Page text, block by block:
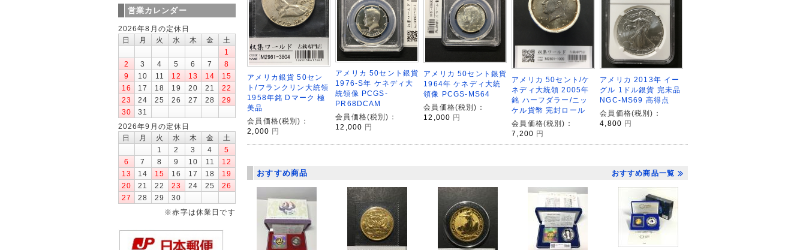
アメリカ銀貨 50セン
ト/フランクリン大統領
1958年銘 Dマーク 極
美品
会員価格(税別)：
2,000 円
アメリカ 50セント銀貨
1976-S年 ケネディ大
統領像 PCGS-
PR68DCAM
会員価格(税別)：
12,000 円
アメリカ 50セント銀貨
1964年 ケネディ大統
領像 PCGS-MS64
会員価格(税別)：
12,000 円
アメリカ 50セント/ケ
ネディ大統領 2005年
銘 ハーフダラー/ニッ
ケル貨幣 完封ロール
会員価格(税別)：
7,200 円
アメリカ 2013年 イー
グル 1ドル銀貨 完未品
NGC-MS69 高得点
会員価格(税別)：
4,800 円
おすすめ商品 おすすめ商品一覧
営業カレンダー
2026年8月の定休日
日
月 火 水 木 金
土
1
2
3 4 5 6 7
8
9
10 11 12 13 14
15
16
17 18 19 20 21
22
23
24 25 26 27 28
29
30
31
2026年9月の定休日
日
月 火 水 木 金
土
1
2 3 4
5
6
7 8 9 10 11
12
13
14 15 16 17 18
19
20
21 22 23 24 25
26
27
28 29
30
※赤字は休業日です